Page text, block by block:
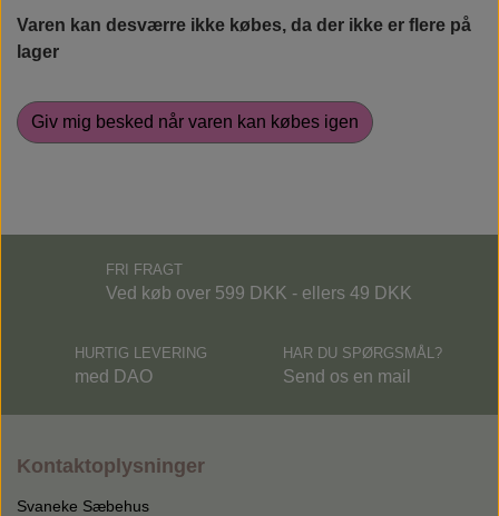
Rudolph Care
Varen kan desværre ikke købes, da der ikke er flere på
lager
Giv mig besked når varen kan købes igen
FRI FRAGT
Ved køb over 599 DKK - ellers 49 DKK
HURTIG LEVERING
med DAO
HAR DU SPØRGSMÅL?
Send os en mail
Kontaktoplysninger
Svaneke Sæbehus